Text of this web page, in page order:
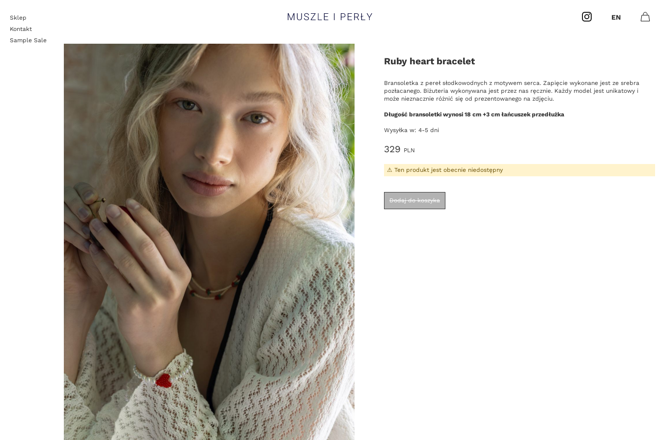
Muszle i Perły Instagram EN
Masz
0
Sklep
Kontakt
Sample Sale
Ruby heart bracelet
Opis
Bransoletka z pereł słodkowodnych z motywem serca. Zapięcie wykonane jest ze srebra
pozłacanego. Biżuteria wykonywana jest przez nas ręcznie. Każdy model jest unikatowy i
może nieznacznie różnić się od prezentowanego na zdjęciu.
Długość bransoletki wynosi 18 cm +3 cm łańcuszek przedłużka
Wysyłka w: 4-5 dni
329 PLN
WybierzTen produkt jest obecnie niedostępny
Dodaj do koszyka